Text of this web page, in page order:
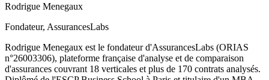
Rodrigue Menegaux
Fondateur, AssurancesLabs
Rodrigue Menegaux est le fondateur d'AssurancesLabs (ORIAS
n°26003306), plateforme française d'analyse et de comparaison
d'assurances couvrant 18 verticales et plus de 170 contrats analysés.